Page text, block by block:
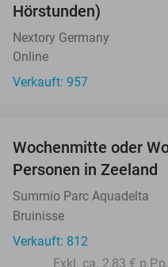
Hörstunden)
Nextory Germany
Online
Verkauft: 957
Wochenmitte oder
Personen in Zeeland
Summio Parc Aquadelta
Bruinisse
Verkauft: 812
Exkl. ca. 2,83 €